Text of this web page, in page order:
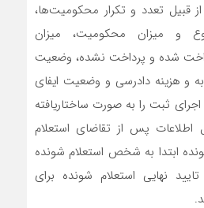
قبیل تعدد و تکرار محکومیت‌ها،
و میزان محکومیت، میزان
شده و پرداخت نشده، وضعیت
و هزینه دادرسی و وضعیت ایفای
ثبت را به صورت ساختاریافته
اطلاعات پس از تقاضای استعلام
ابتدا به شخص استعلام شونده
نهایی استعلام شونده برای